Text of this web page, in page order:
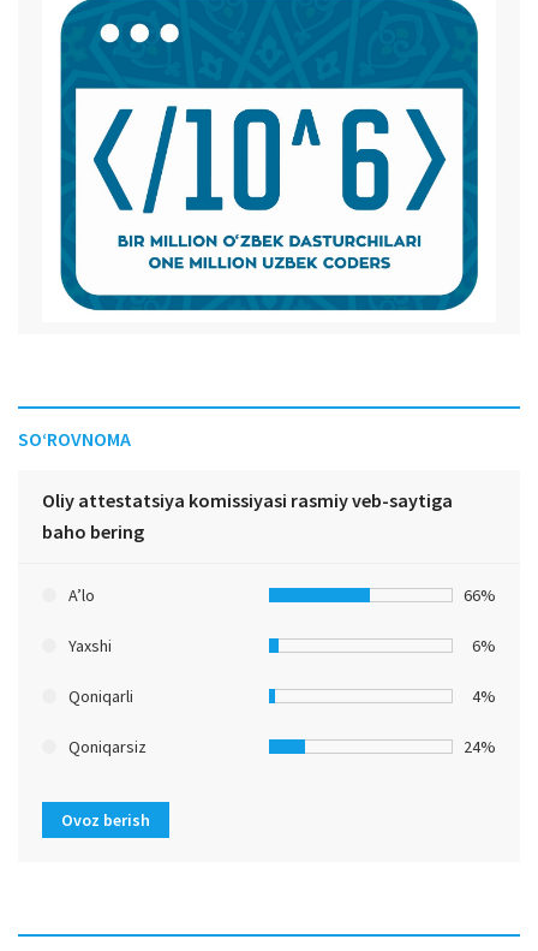
SO‘ROVNOMA
Oliy attestatsiya komissiyasi rasmiy veb-saytiga
baho bering
A’lo 66%
Yaxshi 6%
Qoniqarli 4%
Qoniqarsiz 24%
Ovoz berish